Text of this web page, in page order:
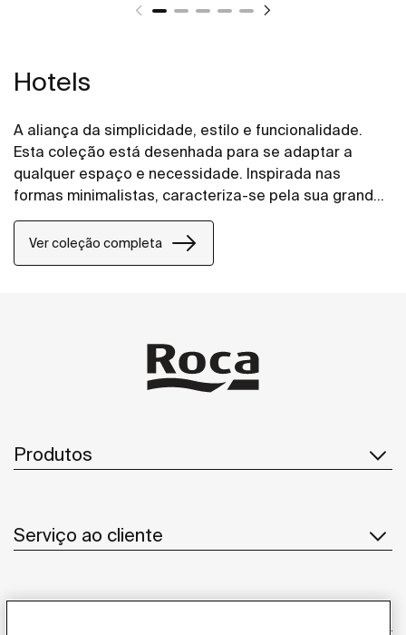
Hotels
A aliança da simplicidade, estilo e funcionalidade.
Esta coleção está desenhada para se adaptar a
qualquer espaço e necessidade. Inspirada nas
formas minimalistas, caracteriza-se pela sua grande
versatilidade. Uma solução pensada para os
pequenos e grandes projetos de design, tanto em
espaços públicos como em espaços privados.
Ver coleção completa
Produtos
Serviço ao cliente